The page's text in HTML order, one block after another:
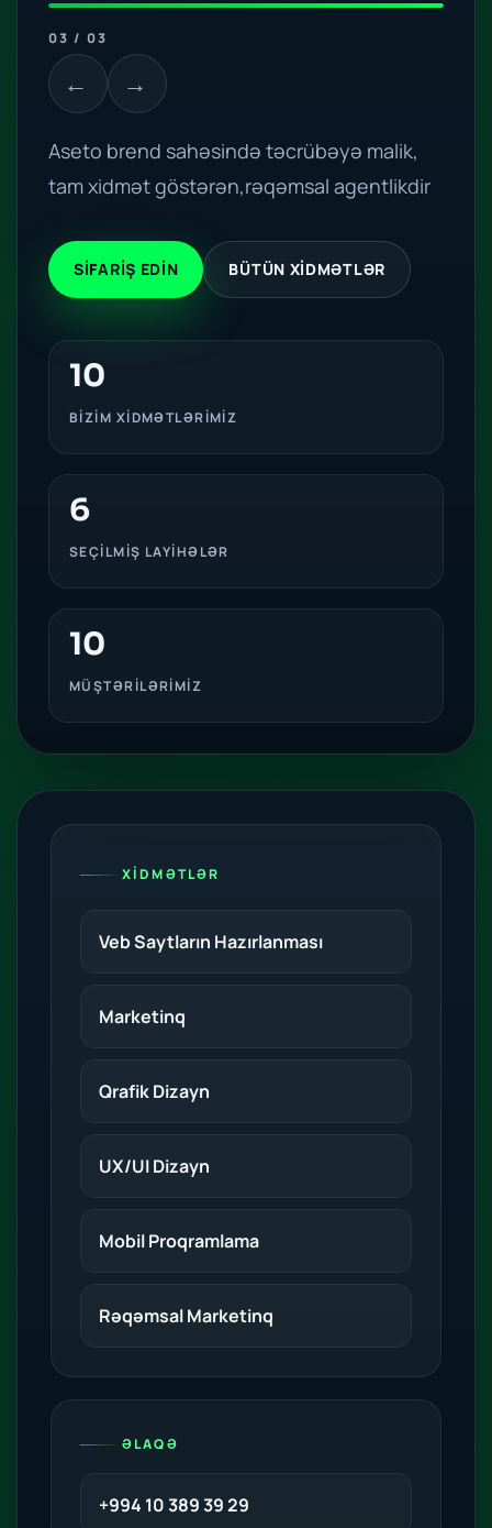
01 / 03
← →
Aseto brend sahəsində təcrübəyə malik,
tam xidmət göstərən,rəqəmsal agentlikdir
SİFARİŞ EDİN BÜTÜN XIDMƏTLƏR
10
BİZİM XİDMƏTLƏRİMİZ
6
SEÇİLMİŞ LAYİHƏLƏR
10
MÜŞTƏRILƏRIMIZ
XIDMƏTLƏR
Veb Saytların Hazırlanması
Marketinq
Qrafik Dizayn
UX/UI Dizayn
Mobil Proqramlama
Rəqəmsal Marketinq
ƏLAQƏ
+994 10 389 39 29